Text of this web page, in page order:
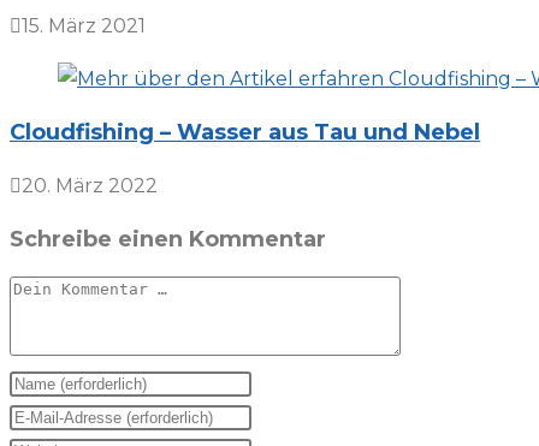
15. März 2021
Cloudfishing – Wasser aus Tau und Nebel
20. März 2022
Schreibe einen Kommentar
Kommentar
Gib
deinen
Gib